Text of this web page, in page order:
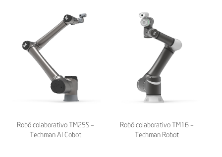
Robô colaborativo TM25S –
Techman AI Cobot
Robô colaborativo TM16 –
Techman Robot